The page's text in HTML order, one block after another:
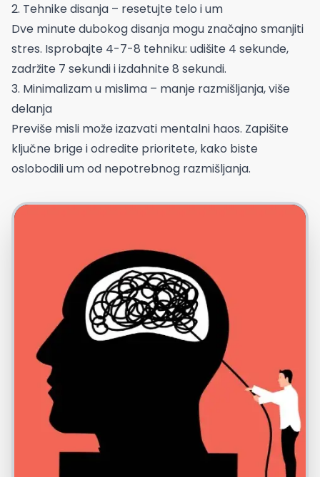
2. Tehnike disanja – resetujte telo i um
Dve minute dubokog disanja mogu značajno smanjiti
stres. Isprobajte 4-7-8 tehniku: udišite 4 sekunde,
zadržite 7 sekundi i izdahnite 8 sekundi.
3. Minimalizam u mislima – manje razmišljanja, više
delanja
Previše misli može izazvati mentalni haos. Zapišite
ključne brige i odredite prioritete, kako biste
oslobodili um od nepotrebnog razmišljanja.